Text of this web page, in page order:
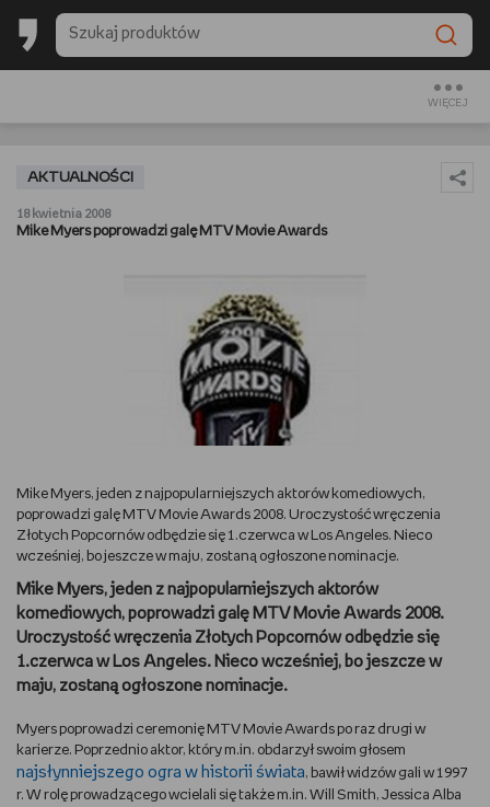
WIĘCEJ
BACK TO SCHOOL
SŁUCHAM
DBAM O URODĘ
TRENUJĘ
URZĄDZAM I DEKORUJĘ
MAM ZWIERZĘTA
PASJE DZIECKA
GRAM
AKTUALNOŚCI
18 kwietnia 2008
Mike Myers poprowadzi galę MTV Movie Awards
Mike Myers, jeden z najpopularniejszych aktorów komediowych,
poprowadzi galę MTV Movie Awards 2008. Uroczystość wręczenia
Złotych Popcornów odbędzie się 1.czerwca w Los Angeles. Nieco
wcześniej, bo jeszcze w maju, zostaną ogłoszone nominacje.
Mike Myers, jeden z najpopularniejszych aktorów
komediowych, poprowadzi galę MTV Movie Awards 2008.
Uroczystość wręczenia Złotych Popcornów odbędzie się
1.czerwca w Los Angeles. Nieco wcześniej, bo jeszcze w
maju, zostaną ogłoszone nominacje.
Myers poprowadzi ceremonię MTV Movie Awards po raz drugi w
karierze. Poprzednio aktor, który m.in. obdarzył swoim głosem
najsłynniejszego ogra w historii świata, bawił widzów gali w 1997
r. W rolę prowadzącego wcielali się także m.in. Will Smith, Jessica Alba